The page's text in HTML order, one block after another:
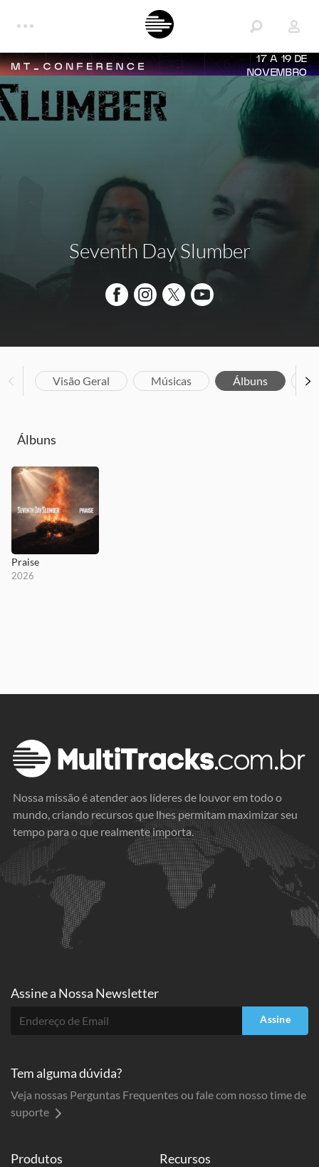
17 A 19 DE
NOVEMBRO
Seventh Day Slumber
Visão Geral Músicas Álbuns
Álbuns
Praise
2026
Nossa missão é atender aos líderes de louvor em todo o
mundo, criando recursos que lhes permitam maximizar seu
tempo para o que realmente importa.
Produtos Recursos
Assine a Nossa Newsletter
Assine
Tem alguma dúvida?
Veja nossas Perguntas Frequentes ou fale com nosso time de
suporte